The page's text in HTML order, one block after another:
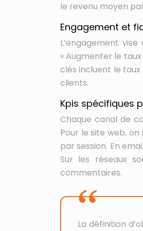
le revenu moyen
Engagement et
L’engagement
« Augmenter le taux
clés incluent le taux
clients.
Kpis spécifiques
Chaque canal de
Pour le site web,
par session. En
Sur les réseaux
commentaires.
La définition